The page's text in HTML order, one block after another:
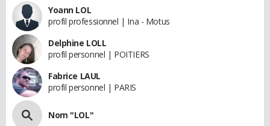
Yoann LOL
profil professionnel | Ina - Motus
Delphine LOLL
profil personnel | POITIERS
Fabrice LAUL
profil personnel | PARIS
Nom "LOL"